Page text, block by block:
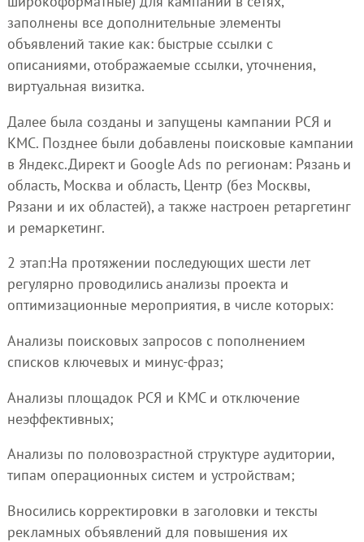
заполнены все дополнительные элементы
объявлений такие как: быстрые ссылки с
описаниями, отображаемые ссылки, уточнения,
виртуальная визитка.
Далее была созданы и запущены кампании РСЯ и
КМС. Позднее были добавлены поисковые кампании
в Яндекс.Директ и Google Ads по регионам: Рязань и
область, Москва и область, Центр (без Москвы,
Рязани и их областей), а также настроен ретаргетинг
и ремаркетинг.
2 этап:На протяжении последующих шести лет
регулярно проводились анализы проекта и
оптимизационные мероприятия, в числе которых:
Анализы поисковых запросов с пополнением
списков ключевых и минус-фраз;
Анализы площадок РСЯ и КМС и отключение
неэффективных;
Анализы по половозрастной структуре аудитории,
типам операционных систем и устройствам;
Вносились корректировки в заголовки и тексты
рекламных объявлений для повышения их